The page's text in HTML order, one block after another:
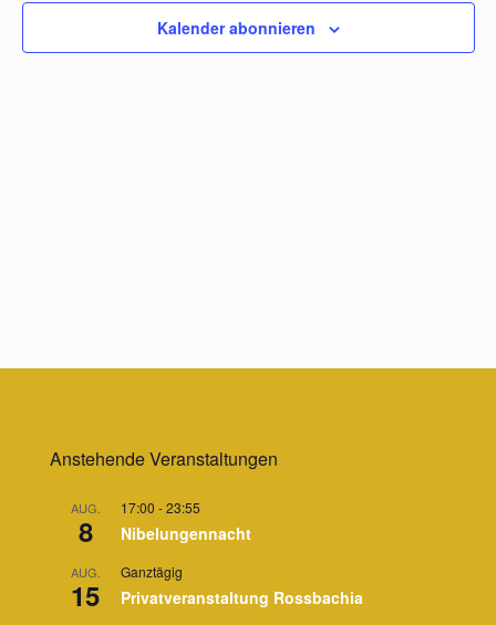
Kalender abonnieren
Anstehende Veranstaltungen
AUG.
8
17:00 -23:55
Nibelungennacht
AUG.
15
Ganztägig
Privatveranstaltung Rossbachia